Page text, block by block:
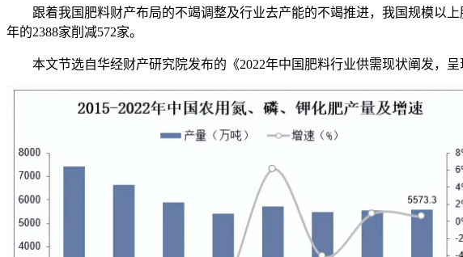
跟着我国肥料财产布局的不竭调整及行业去产能的不竭推进，我国规模以上
年的2388家削减572家。
本文节选自华经财产研究院发布的《2022年中国肥料行业供需现状阐发，呈